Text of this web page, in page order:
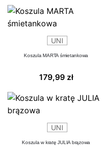
UNI
Koszula MARTA śmietankowa
179,99 zł
UNI
Koszula w kratę JULIA brązowa